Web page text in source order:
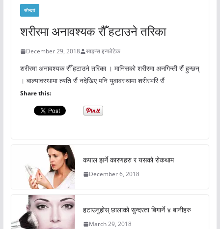
सौन्दर्य
शरीरमा अनावश्यक रौँ हटाउने तरिका
December 29, 2018 साइन्स इन्फोटेक
शरीरमा अनावश्यक रौँ हटाउने तरिका । मानिसको शरीरमा अनगिन्ती रौं हुन्छन्
। बाल्यावस्थामा त्यति रौं नदेखिए पनि युवावस्थामा शरीरभरि रौं
Share this:
कपाल झर्ने कारणहरु र यसको रोकथाम
December 6, 2018
हटाउनुहोस् छालाको सुन्दरता बिगार्ने ४ बानीहरु
March 29, 2018